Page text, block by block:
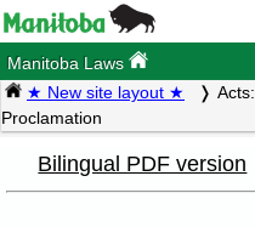
Manitoba Laws
★ New site layout ★ Acts:
Proclamation
Bilingual PDF version